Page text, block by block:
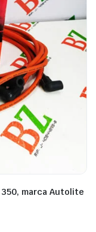
marca Autolite